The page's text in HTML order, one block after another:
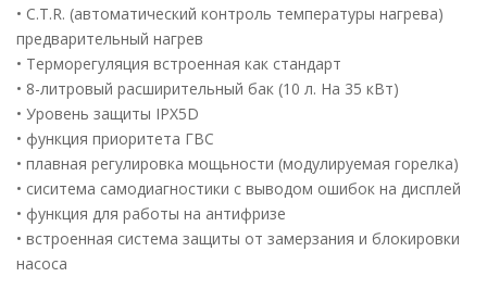
• C.T.R. (автоматический контроль температуры нагрева)
предварительный нагрев
• Терморегуляция встроенная как стандарт
• 8-литровый расширительный бак (10 л. На 35 кВт)
• Уровень защиты IPX5D
• функция приоритета ГВС
• плавная регулировка мощьности (модулируемая горелка)
• сиситема самодиагностики с выводом ошибок на дисплей
• функция для работы на антифризе
• встроенная система защиты от замерзания и блокировки
насоса